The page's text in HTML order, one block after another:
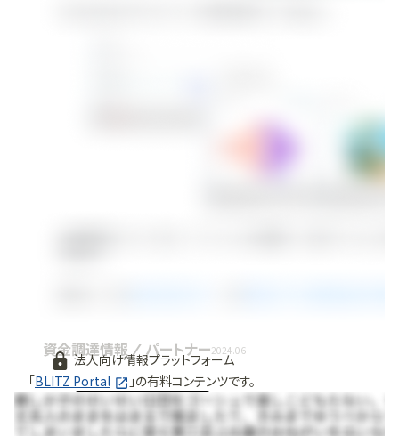
法人向け情報プラットフォーム
「BLITZ Portal 」の有料コンテンツです。
無料で使ってみる
資金調達情報 / パートナー2024.06